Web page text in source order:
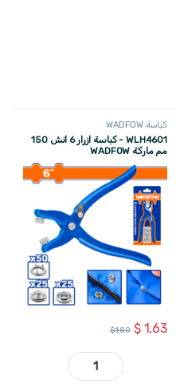
كباسة WADFOW
WLH4601 - كباسة ازرار 6 انش 150
مم ماركة WADFOW
$1,63
$1,80
WLH4601 - كباسة ازرار 6 انش 150 مم ماركة WADFOW quantity